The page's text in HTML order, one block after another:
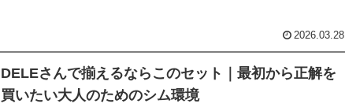
2026.03.28
DELEさんで揃えるならこのセット｜最初から正解を
買いたい大人のためのシム環境